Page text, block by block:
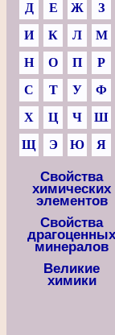
Д
Е Ж
З
И
К Л
М
Н
О П
Р
С
Т У
Ф
Х
Ц Ч
Ш
Щ
Э Ю Я
Свойства
химических
элементов
Свойства
драгоценных
минералов
Великие
химики